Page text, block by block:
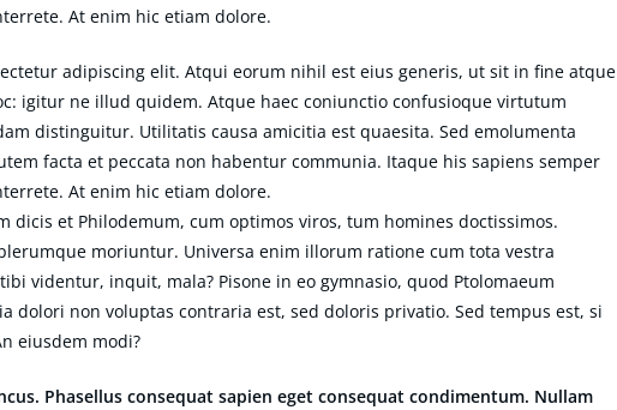
At enim hic etiam dolore.
adipiscing elit. Atqui eorum nihil est eius generis, ut sit in fine atque
igitur ne illud quidem. Atque haec coniunctio confusioque virtutum
distinguitur. Utilitatis causa amicitia est quaesita. Sed emolumenta
facta et peccata non habentur communia. Itaque his sapiens semper
At enim hic etiam dolore.
dicis et Philodemum, cum optimos viros, tum homines doctissimos.
moriuntur. Universa enim illorum ratione cum tota vestra
videntur, inquit, mala? Pisone in eo gymnasio, quod Ptolomaeum
dolori non voluptas contraria est, sed doloris privatio. Sed tempus est, si
eiusdem modi?
Phasellus consequat sapien eget consequat condimentum. Nullam